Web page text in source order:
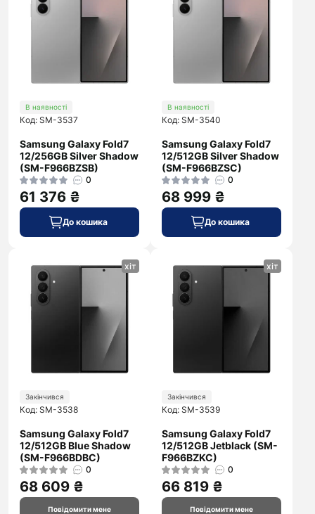
В наявності
Код: SM-3537
Samsung Galaxy Fold7
12/256GB Silver Shadow
(SM-F966BZSB)
0
61 376 ₴
До кошика
В наявності
Код: SM-3540
Samsung Galaxy Fold7
12/512GB Silver Shadow
(SM-F966BZSC)
0
68 999 ₴
До кошика
хіт
Закінчився
Код: SM-3538
Samsung Galaxy Fold7
12/512GB Blue Shadow
(SM-F966BDBC)
0
68 609 ₴
Повідомити мене
хіт
Закінчився
Код: SM-3539
Samsung Galaxy Fold7
12/512GB Jetblack (SM-
F966BZKC)
0
66 819 ₴
Повідомити мене